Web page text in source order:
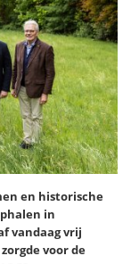
en historische
in
vandaag vrij
voor de